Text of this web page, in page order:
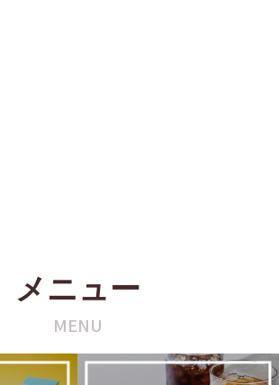
メニュー
MENU